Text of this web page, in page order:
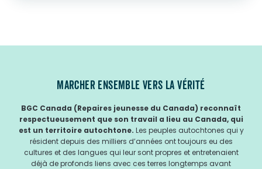
MARCHER ENSEMBLE VERS LA VÉRITÉ
BGC Canada (Repaires jeunesse du Canada) reconnaît
respectueusement que son travail a lieu au Canada, qui
est un territoire autochtone. Les peuples autochtones qui y
résident depuis des milliers d’années ont toujours eu des
cultures et des langues qui leur sont propres et entretenaient
déjà de profonds liens avec ces terres longtemps avant